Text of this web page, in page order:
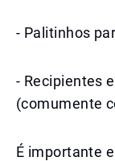
- Palitinhos
- Recipientes
(comumente
É importante